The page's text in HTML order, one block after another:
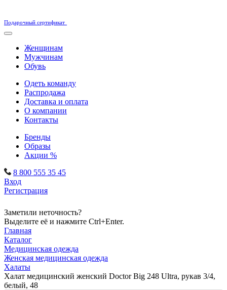
Подарочный сертификат
Женщинам
Мужчинам
Обувь
Одеть команду
Распродажа
Доставка и оплата
О компании
Контакты
Бренды
Образы
Акции %
8 800 555 35 45
Вход
Регистрация
Заметили неточность?
Выделите её и нажмите Ctrl+Enter.
Главная
Каталог
Медицинская одежда
Женская медицинская одежда
Халаты
Халат медицинский женский Doctor Big 248 Ultra, рукав 3/4,
белый, 48